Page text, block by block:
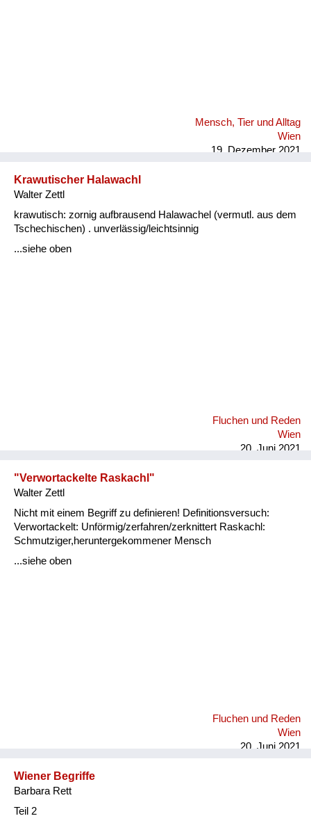
Mensch, Tier und Alltag
Wien
19. Dezember 2021
Krawutischer Halawachl
Walter Zettl
krawutisch: zornig aufbrausend Halawachel (vermutl. aus dem
Tschechischen) . unverlässig/leichtsinnig
...siehe oben
Fluchen und Reden
Wien
20. Juni 2021
"Verwortackelte Raskachl"
Walter Zettl
Nicht mit einem Begriff zu definieren! Definitionsversuch:
Verwortackelt: Unförmig/zerfahren/zerknittert Raskachl:
Schmutziger,heruntergekommener Mensch
...siehe oben
Fluchen und Reden
Wien
20. Juni 2021
Wiener Begriffe
Barbara Rett
Teil 2